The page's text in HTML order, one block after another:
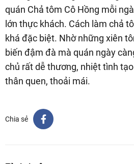
quán Chả tôm Cô Hồng mỗi
lớn thực khách. Cách làm chả
khá đặc biệt. Nhờ những xiên
biến đậm đà mà quán ngày
chủ rất dễ thương, nhiệt tình
thân quen, thoải mái.
Chia sẻ